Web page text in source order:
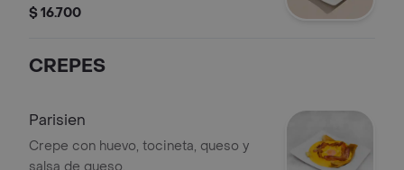
guayaba.
$ 16.700
CREPES
Parisien
Crepe con huevo, tocineta, queso y